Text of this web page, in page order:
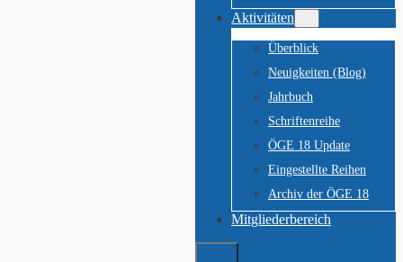
Aktivitäten
Überblick
Neuigkeiten (Blog)
Jahrbuch
Schriftenreihe
ÖGE 18 Update
Eingestellte Reihen
Archiv der ÖGE 18
Mitgliederbereich
Suchen